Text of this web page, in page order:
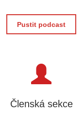
Pustit podcast
Členská sekce